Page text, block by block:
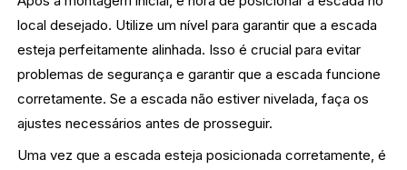
local desejado. Utilize um nível para garantir que a escada
esteja perfeitamente alinhada. Isso é crucial para evitar
problemas de segurança e garantir que a escada funcione
corretamente. Se a escada não estiver nivelada, faça os
ajustes necessários antes de prosseguir.
Uma vez que a escada esteja posicionada corretamente, é